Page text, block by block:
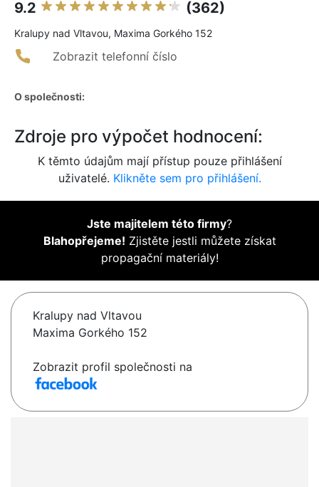
9.2 (362)
Kralupy nad Vltavou, Maxima Gorkého 152
Zobrazit telefonní číslo
O společnosti:
Zdroje pro výpočet hodnocení:
K těmto údajům mají přístup pouze přihlášení
uživatelé. Klikněte sem pro přihlášení.
Jste majitelem této firmy?
Blahopřejeme! Zjistěte jestli můžete získat
propagační materiály!
Kralupy nad Vltavou
Maxima Gorkého 152
Zobrazit profil společnosti na